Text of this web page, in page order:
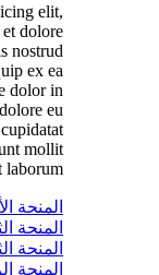
elit,
dolore
nostrud
ex ea
dolor in
eu
mollit
laborum.
المنحة
المنحة
المنحة
المنحة